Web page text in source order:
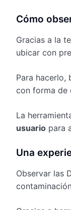
Cómo
Gracias a la
ubicar con
Para
con forma de
La
usuario para
Una
Observar las